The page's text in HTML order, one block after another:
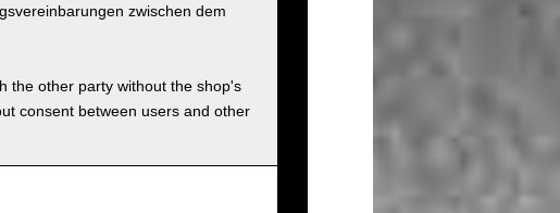
zwischen dem
the other party without the shop's
consent between users and other